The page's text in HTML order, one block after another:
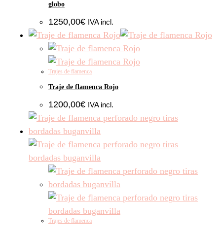
globo
1250,00€ IVA incl.
Trajes de flamenca
Traje de flamenca Rojo
1200,00€ IVA incl.
Trajes de flamenca